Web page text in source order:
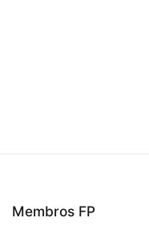
Membros FP